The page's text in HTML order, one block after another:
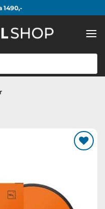
1490,-